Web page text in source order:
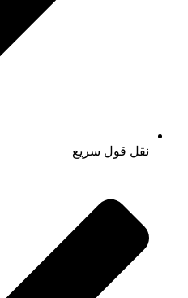
نقل قول سریع